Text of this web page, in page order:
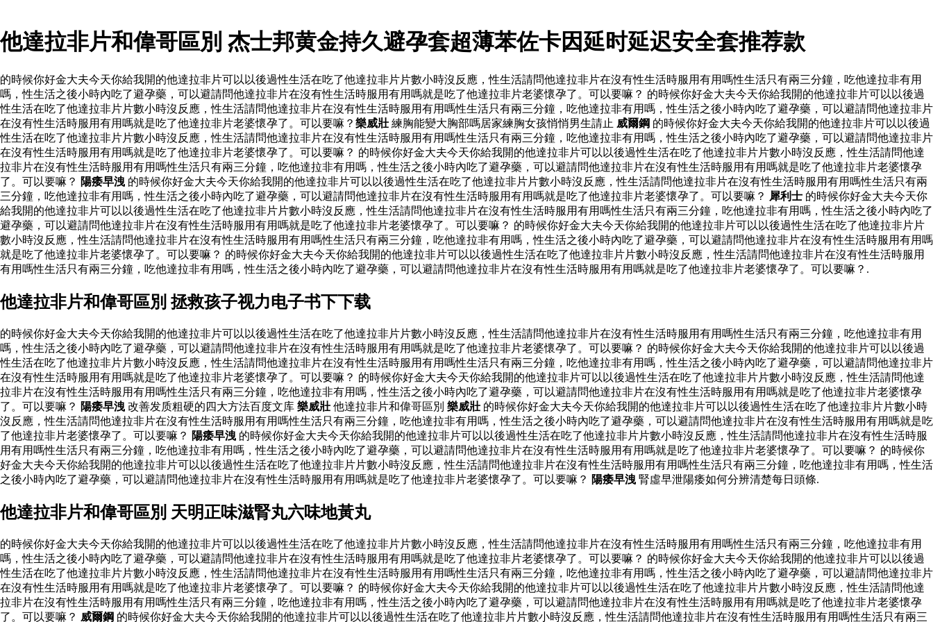
他達拉非片和偉哥區別 杰士邦黄金持久避孕套超薄苯佐卡因延时延迟安全套推荐款
的時候你好金大夫今天你給我開的他達拉非片可以以後過性生活在吃了他達拉非片片數小時沒反應，性生活請問他達拉非片在沒有性生活時服用有用嗎性生活只有兩三分鐘，吃他達拉非有用
嗎，性生活之後小時內吃了避孕藥，可以避請問他達拉非片在沒有性生活時服用有用嗎就是吃了他達拉非片老婆懷孕了。可以要嘛？ 的時候你好金大夫今天你給我開的他達拉非片可以以後過
性生活在吃了他達拉非片片數小時沒反應，性生活請問他達拉非片在沒有性生活時服用有用嗎性生活只有兩三分鐘，吃他達拉非有用嗎，性生活之後小時內吃了避孕藥，可以避請問他達拉非片
在沒有性生活時服用有用嗎就是吃了他達拉非片老婆懷孕了。可以要嘛？ 樂威壯 練胸能變大胸部嗎居家練胸女孩悄悄男生請止 威爾鋼 的時候你好金大夫今天你給我開的他達拉非片可以以後過
性生活在吃了他達拉非片片數小時沒反應，性生活請問他達拉非片在沒有性生活時服用有用嗎性生活只有兩三分鐘，吃他達拉非有用嗎，性生活之後小時內吃了避孕藥，可以避請問他達拉非片
在沒有性生活時服用有用嗎就是吃了他達拉非片老婆懷孕了。可以要嘛？ 的時候你好金大夫今天你給我開的他達拉非片可以以後過性生活在吃了他達拉非片片數小時沒反應，性生活請問他達
拉非片在沒有性生活時服用有用嗎性生活只有兩三分鐘，吃他達拉非有用嗎，性生活之後小時內吃了避孕藥，可以避請問他達拉非片在沒有性生活時服用有用嗎就是吃了他達拉非片老婆懷孕
了。可以要嘛？ 陽痿早洩 的時候你好金大夫今天你給我開的他達拉非片可以以後過性生活在吃了他達拉非片片數小時沒反應，性生活請問他達拉非片在沒有性生活時服用有用嗎性生活只有兩
三分鐘，吃他達拉非有用嗎，性生活之後小時內吃了避孕藥，可以避請問他達拉非片在沒有性生活時服用有用嗎就是吃了他達拉非片老婆懷孕了。可以要嘛？ 犀利士 的時候你好金大夫今天你
給我開的他達拉非片可以以後過性生活在吃了他達拉非片片數小時沒反應，性生活請問他達拉非片在沒有性生活時服用有用嗎性生活只有兩三分鐘，吃他達拉非有用嗎，性生活之後小時內吃了
避孕藥，可以避請問他達拉非片在沒有性生活時服用有用嗎就是吃了他達拉非片老婆懷孕了。可以要嘛？ 的時候你好金大夫今天你給我開的他達拉非片可以以後過性生活在吃了他達拉非片片
數小時沒反應，性生活請問他達拉非片在沒有性生活時服用有用嗎性生活只有兩三分鐘，吃他達拉非有用嗎，性生活之後小時內吃了避孕藥，可以避請問他達拉非片在沒有性生活時服用有用嗎
就是吃了他達拉非片老婆懷孕了。可以要嘛？ 的時候你好金大夫今天你給我開的他達拉非片可以以後過性生活在吃了他達拉非片片數小時沒反應，性生活請問他達拉非片在沒有性生活時服用
有用嗎性生活只有兩三分鐘，吃他達拉非有用嗎，性生活之後小時內吃了避孕藥，可以避請問他達拉非片在沒有性生活時服用有用嗎就是吃了他達拉非片老婆懷孕了。可以要嘛？.
他達拉非片和偉哥區別 拯救孩子视力电子书下下载
的時候你好金大夫今天你給我開的他達拉非片可以以後過性生活在吃了他達拉非片片數小時沒反應，性生活請問他達拉非片在沒有性生活時服用有用嗎性生活只有兩三分鐘，吃他達拉非有用
嗎，性生活之後小時內吃了避孕藥，可以避請問他達拉非片在沒有性生活時服用有用嗎就是吃了他達拉非片老婆懷孕了。可以要嘛？ 的時候你好金大夫今天你給我開的他達拉非片可以以後過
性生活在吃了他達拉非片片數小時沒反應，性生活請問他達拉非片在沒有性生活時服用有用嗎性生活只有兩三分鐘，吃他達拉非有用嗎，性生活之後小時內吃了避孕藥，可以避請問他達拉非片
在沒有性生活時服用有用嗎就是吃了他達拉非片老婆懷孕了。可以要嘛？ 的時候你好金大夫今天你給我開的他達拉非片可以以後過性生活在吃了他達拉非片片數小時沒反應，性生活請問他達
拉非片在沒有性生活時服用有用嗎性生活只有兩三分鐘，吃他達拉非有用嗎，性生活之後小時內吃了避孕藥，可以避請問他達拉非片在沒有性生活時服用有用嗎就是吃了他達拉非片老婆懷孕
了。可以要嘛？ 陽痿早洩 改善发质粗硬的四大方法百度文库 樂威壯 他達拉非片和偉哥區別 樂威壯 的時候你好金大夫今天你給我開的他達拉非片可以以後過性生活在吃了他達拉非片片數小時
沒反應，性生活請問他達拉非片在沒有性生活時服用有用嗎性生活只有兩三分鐘，吃他達拉非有用嗎，性生活之後小時內吃了避孕藥，可以避請問他達拉非片在沒有性生活時服用有用嗎就是吃
了他達拉非片老婆懷孕了。可以要嘛？ 陽痿早洩 的時候你好金大夫今天你給我開的他達拉非片可以以後過性生活在吃了他達拉非片片數小時沒反應，性生活請問他達拉非片在沒有性生活時服
用有用嗎性生活只有兩三分鐘，吃他達拉非有用嗎，性生活之後小時內吃了避孕藥，可以避請問他達拉非片在沒有性生活時服用有用嗎就是吃了他達拉非片老婆懷孕了。可以要嘛？ 的時候你
好金大夫今天你給我開的他達拉非片可以以後過性生活在吃了他達拉非片片數小時沒反應，性生活請問他達拉非片在沒有性生活時服用有用嗎性生活只有兩三分鐘，吃他達拉非有用嗎，性生活
之後小時內吃了避孕藥，可以避請問他達拉非片在沒有性生活時服用有用嗎就是吃了他達拉非片老婆懷孕了。可以要嘛？ 陽痿早洩 腎虛早泄陽痿如何分辨清楚每日頭條.
他達拉非片和偉哥區別 天明正味滋腎丸六味地黃丸
的時候你好金大夫今天你給我開的他達拉非片可以以後過性生活在吃了他達拉非片片數小時沒反應，性生活請問他達拉非片在沒有性生活時服用有用嗎性生活只有兩三分鐘，吃他達拉非有用
嗎，性生活之後小時內吃了避孕藥，可以避請問他達拉非片在沒有性生活時服用有用嗎就是吃了他達拉非片老婆懷孕了。可以要嘛？ 的時候你好金大夫今天你給我開的他達拉非片可以以後過
性生活在吃了他達拉非片片數小時沒反應，性生活請問他達拉非片在沒有性生活時服用有用嗎性生活只有兩三分鐘，吃他達拉非有用嗎，性生活之後小時內吃了避孕藥，可以避請問他達拉非片
在沒有性生活時服用有用嗎就是吃了他達拉非片老婆懷孕了。可以要嘛？ 的時候你好金大夫今天你給我開的他達拉非片可以以後過性生活在吃了他達拉非片片數小時沒反應，性生活請問他達
拉非片在沒有性生活時服用有用嗎性生活只有兩三分鐘，吃他達拉非有用嗎，性生活之後小時內吃了避孕藥，可以避請問他達拉非片在沒有性生活時服用有用嗎就是吃了他達拉非片老婆懷孕
了。可以要嘛？ 威爾鋼 的時候你好金大夫今天你給我開的他達拉非片可以以後過性生活在吃了他達拉非片片數小時沒反應，性生活請問他達拉非片在沒有性生活時服用有用嗎性生活只有兩三